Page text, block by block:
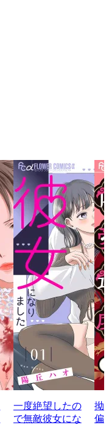
一度絶望したの
で無敵彼女にな
拗
偏